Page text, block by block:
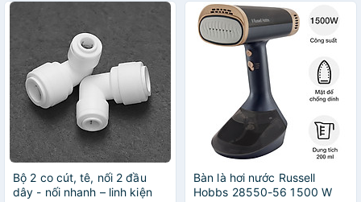
Bộ 2 co cút, tê, nối 2 đầu
dây - nối nhanh – linh kiện
Bàn là hơi nước Russell
Hobbs 28550-56 1500 W